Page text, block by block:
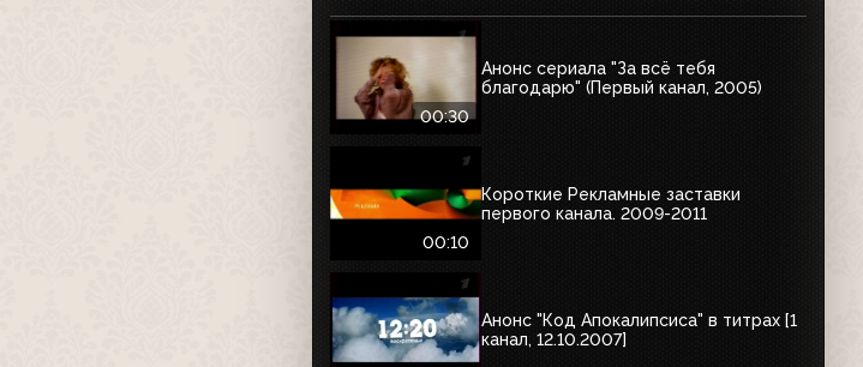
00:30
Анонс сериала "За всё тебя
благодарю" (Первый канал, 2005)
00:10
Короткие Рекламные заставки
первого канала. 2009-2011
Анонс "Код Апокалипсиса" в титрах [1
канал, 12.10.2007]